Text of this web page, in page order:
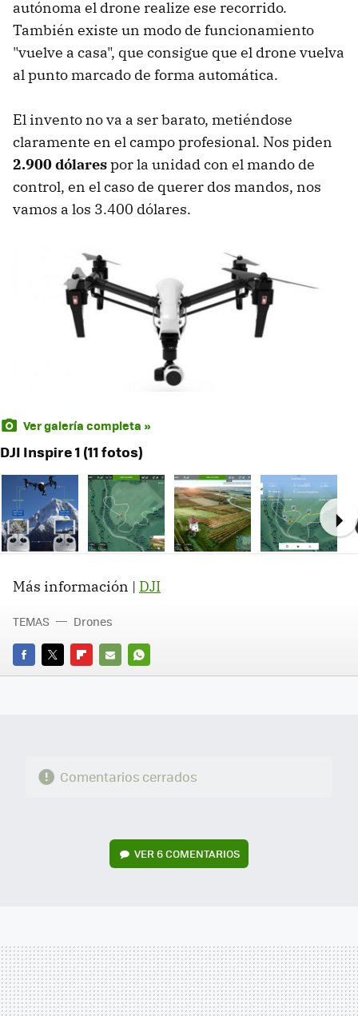
autónoma el drone realize ese recorrido.
También existe un modo de funcionamiento
"vuelve a casa", que consigue que el drone vuelva
al punto marcado de forma automática.
El invento no va a ser barato, metiéndose
claramente en el campo profesional. Nos piden
2.900 dólarespor la unidad con el mando de
control, en el caso de querer dos mandos, nos
vamos a los 3.400 dólares.
Ver galería completa »
DJI Inspire 1 (11 fotos)
Más información | DJI
FACEBOOK
TWITTERFLIPBOARD
E-
WHATSAPP
TEMAS Drones
Comentarios cerrados
VER6 COMENTARIOS